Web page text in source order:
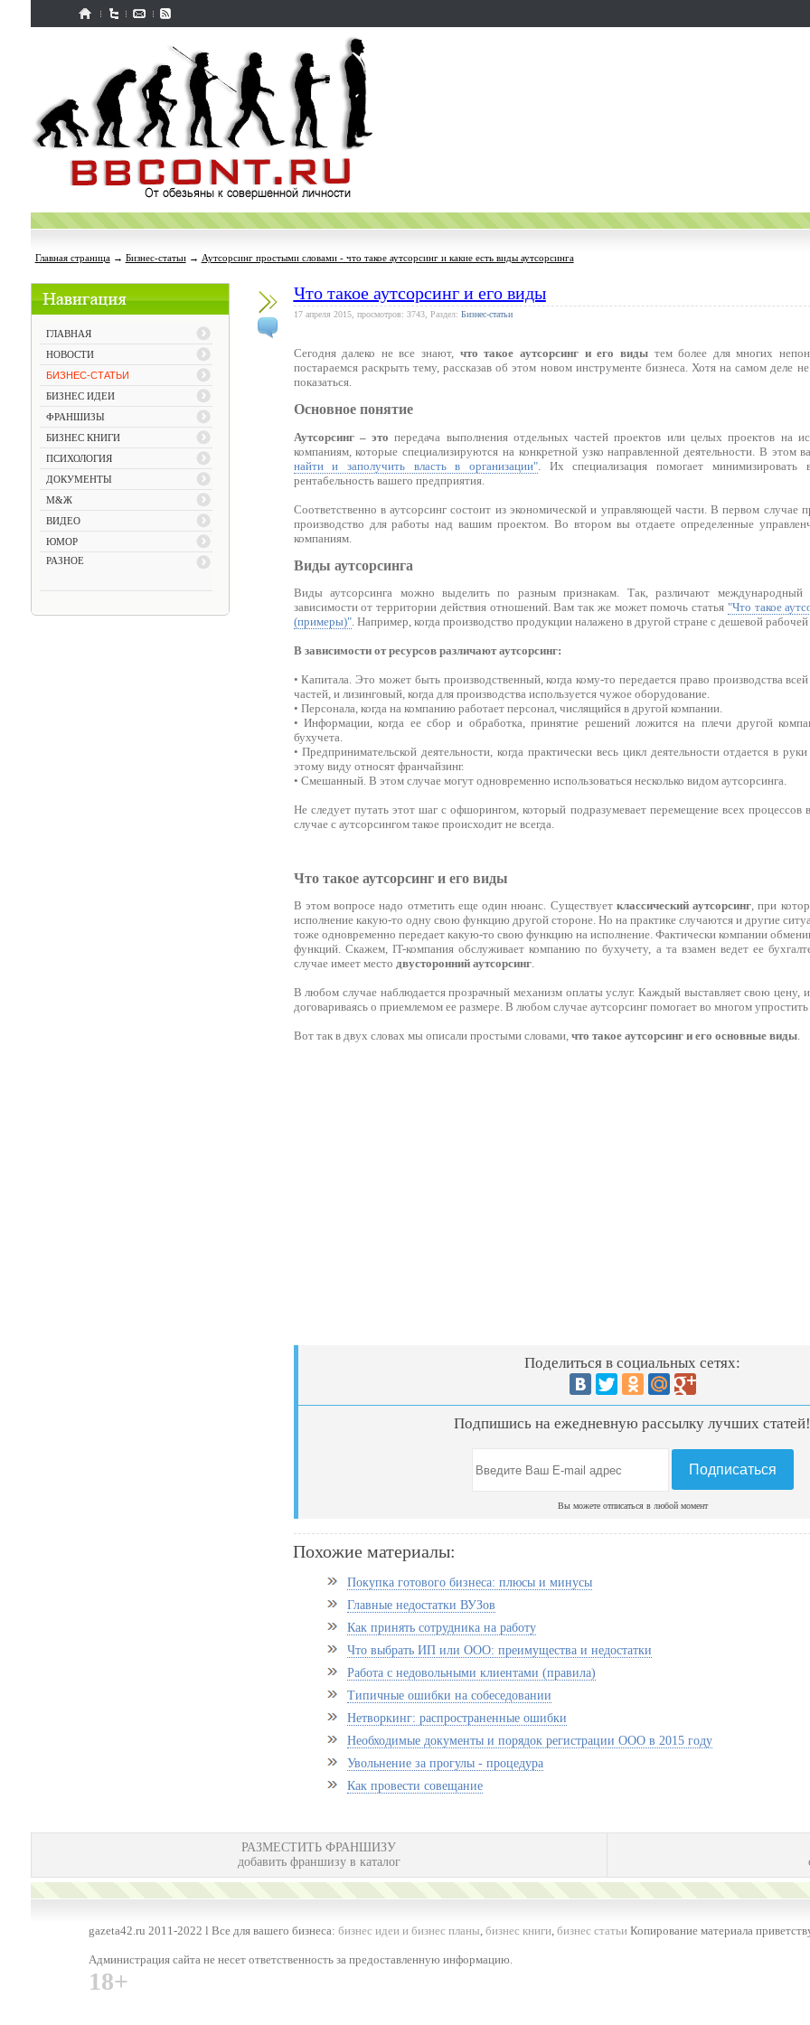
Главная страница→ Бизнес-статьи→ Аутсорсинг простыми словами - что такое аутсорсинг и какие есть виды аутсорсинга
ГЛАВНАЯ
НОВОСТИ
БИЗНЕС-СТАТЬИ
БИЗНЕС ИДЕИ
ФРАНШИЗЫ
БИЗНЕС КНИГИ
ПСИХОЛОГИЯ
ДОКУМЕНТЫ
М&Ж
ВИДЕО
ЮМОР
РАЗНОЕ
Что такое аутсорсинг и его виды
17 апреля 2015, просмотров: 3743, Раздел: Бизнес-статьи
Сегодня далеко не все знают, что такое аутсорсинг и его видытем более для многих
постараемся раскрыть тему, рассказав об этом новом инструменте бизнеса. Хотя на самом деле
показаться.
Основное понятие
Аутсорсинг – это передача выполнения отдельных частей проектов или целых проектов на
компаниям, которые специализируются на конкретной узко направленной деятельности. В этом
найти и заполучить власть в организации" . Их специализация помогает
рентабельность вашего предприятия.
Соответственно в аутсорсинг состоит из экономической и управляющей части. В первом случае
производство для работы над вашим проектом. Во втором вы отдаете определенные
компаниям.
Виды аутсорсинга
Виды аутсорсинга можно выделить по разным признакам. Так, различают международный
зависимости от территории действия отношений. Вам так же может помочь статья "Что такое
(примеры)". Например, когда производство продукции налажено в другой стране с дешевой
В зависимости от ресурсов различают аутсорсинг:
• Капитала. Это может быть производственный, когда кому-то передается право производства
частей, и лизинговый, когда для производства используется чужое оборудование.
• Персонала, когда на компанию работает персонал, числящийся в другой компании.
• Информации, когда ее сбор и обработка, принятие решений ложится на плечи другой
бухучета.
• Предпринимательской деятельности, когда практически весь цикл деятельности отдается в
этому виду относят франчайзинг.
• Смешанный. В этом случае могут одновременно использоваться несколько видом аутсорсинга.
Не следует путать этот шаг с офшорингом, который подразумевает перемещение всех процессов
случае с аутсорсингом такое происходит не всегда.
Что такое аутсорсинг и его виды
В этом вопросе надо отметить еще один нюанс. Существует классический аутсорсинг , при
исполнение какую-то одну свою функцию другой стороне. Но на практике случаются и другие
тоже одновременно передает какую-то свою функцию на исполнение. Фактически компании
функций. Скажем, IT-компания обслуживает компанию по бухучету, а та взамен ведет ее
случае имеет место двусторонний аутсорсинг.
В любом случае наблюдается прозрачный механизм оплаты услуг. Каждый выставляет свою цену,
договариваясь о приемлемом ее размере. В любом случае аутсорсинг помогает во многом упростить
Вот так в двух словах мы описали простыми словами, что такое аутсорсинг и его основные виды.
Поделиться в социальных сетях:
Подпишись на ежедневную рассылку лучших
Вы можете отписаться в любой момент
Похожие материалы:
Покупка готового бизнеса: плюсы и минусы
Главные недостатки ВУЗов
Как принять сотрудника на работу
Что выбрать ИП или ООО: преимущества и недостатки
Работа с недовольными клиентами (правила)
Типичные ошибки на собеседовании
Нетворкинг: распространенные ошибки
Необходимые документы и порядок регистрации ООО в 2015 году
Увольнение за прогулы - процедура
Как провести совещание
РАЗМЕСТИТЬ ФРАНШИЗУ
добавить франшизу в каталог
gazeta42.ru 2011-2022 l Все для вашего бизнеса: бизнес идеи и бизнес планы, бизнес книги, бизнес статьиКопирование материала
Администрация сайта не несет ответственность за предоставленную информацию.
18+